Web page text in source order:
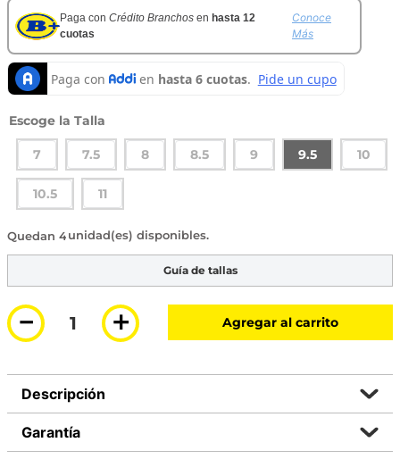
Paga con Crédito Branchos en hasta 12
cuotas
Conoce
Más
Talla
7 7.5 8 8.5 9 9.5 10
10.5 11
4 disponibles
Guía de tallas
＋
－ Agregar al carrito
Descripción
Garantía